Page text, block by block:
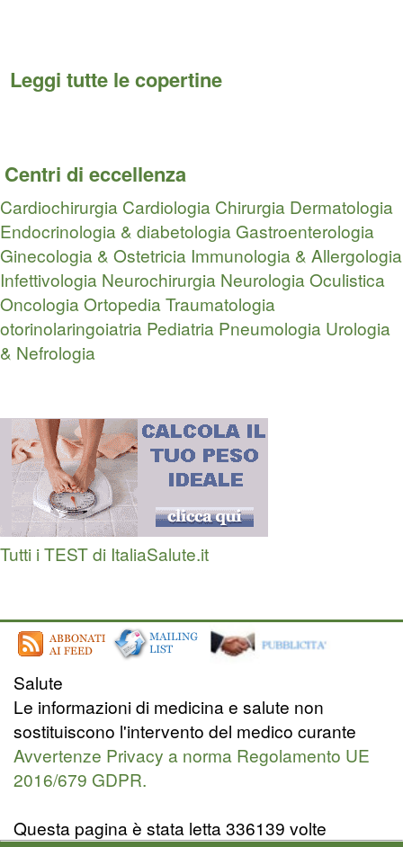
Leggi tutte le copertine
Centri di eccellenza
Cardiochirurgia Cardiologia Chirurgia Dermatologia
Endocrinologia & diabetologia Gastroenterologia
Ginecologia & Ostetricia Immunologia & Allergologia
Infettivologia Neurochirurgia NeurologiaOculistica
OncologiaOrtopedia Traumatologia
otorinolaringoiatria Pediatria Pneumologia Urologia
& Nefrologia
Tutti i TEST di ItaliaSalute.it
Salute
Le informazioni di medicina e salute non
sostituiscono l'intervento del medico curante
Avvertenze Privacy a norma Regolamento UE
2016/679 GDPR.
Questa pagina è stata letta 336139 volte